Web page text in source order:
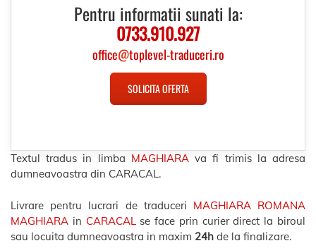
Pentru informatii sunati la:
0733.910.927
office@toplevel-traduceri.ro
SOLICITA OFERTA
Textul tradus in limba MAGHIARAva fi trimis la adresa
dumneavoastra din CARACAL.
Livrare pentru lucrari de traduceri MAGHIARA ROMANA
MAGHIARA in CARACAL se face prin curier direct la biroul
sau locuita dumneavoastra in maxim 24h de la finalizare.